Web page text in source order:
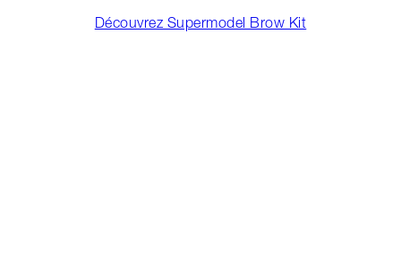
Découvrez Supermodel Brow Kit